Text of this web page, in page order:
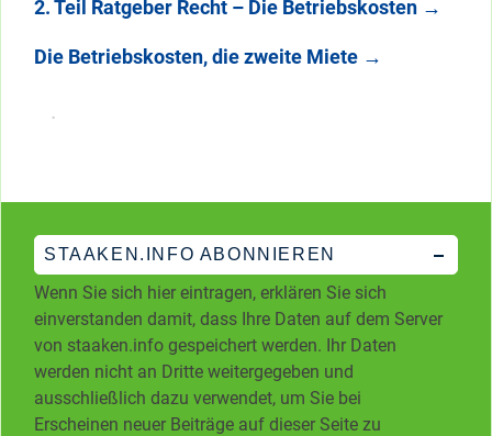
2. Teil Ratgeber Recht – Die Betriebskosten →
Die Betriebskosten, die zweite Miete →
STAAKEN.INFO ABONNIEREN
Wenn Sie sich hier eintragen, erklären Sie sich
einverstanden damit, dass Ihre Daten auf dem Server
von staaken.info gespeichert werden. Ihr Daten
werden nicht an Dritte weitergegeben und
ausschließlich dazu verwendet, um Sie bei
Erscheinen neuer Beiträge auf dieser Seite zu